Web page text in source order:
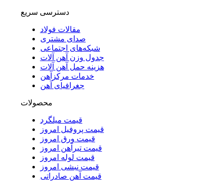
دسترسی سریع
مقالات فولاد
صدای مشتری
شبکه‌های اجتماعی
جدول وزن آهن آلات
هزینه حمل آهن آلات
خدمات مرکزآهن
جغرافیای آهن
محصولات
قیمت میلگرد
قیمت پروفیل امروز
قیمت ورق امروز
قیمت تیرآهن امروز
قیمت لوله امروز
قیمت نبشی امروز
قیمت آهن صادراتی